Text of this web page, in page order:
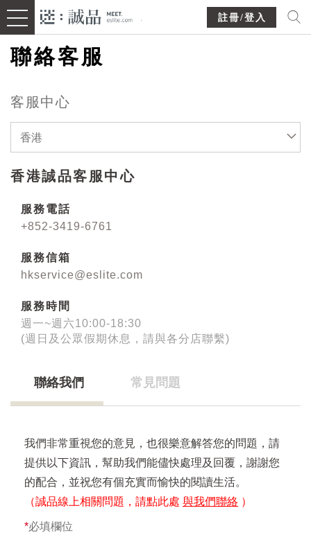
註冊/登入
聯絡客服
客服中心
香港
香港誠品客服中心
服務電話
+852-3419-6761
服務信箱
hkservice@eslite.com
服務時間
週一~週六10:00-18:30
(週日及公眾假期休息，請與各分店聯繫)
聯絡我們 常見問題
我們非常重視您的意見，也很樂意解答您的問題，請
提供以下資訊，幫助我們能儘快處理及回覆，謝謝您
的配合，並祝您有個充實而愉快的閱讀生活。
（誠品線上相關問題，請點此處 與我們聯絡 ）
*必填欄位